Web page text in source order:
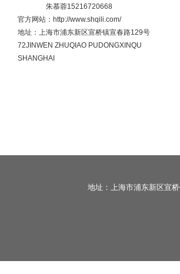
朱慕蓉15216720668
官方网站：http://www.shqili.com/
地址：上海市浦东新区宣桥镇宣春路129号
72JINWEN ZHUQIAO PUDONGXINQU
SHANGHAI
地址：上海市浦东新区宣